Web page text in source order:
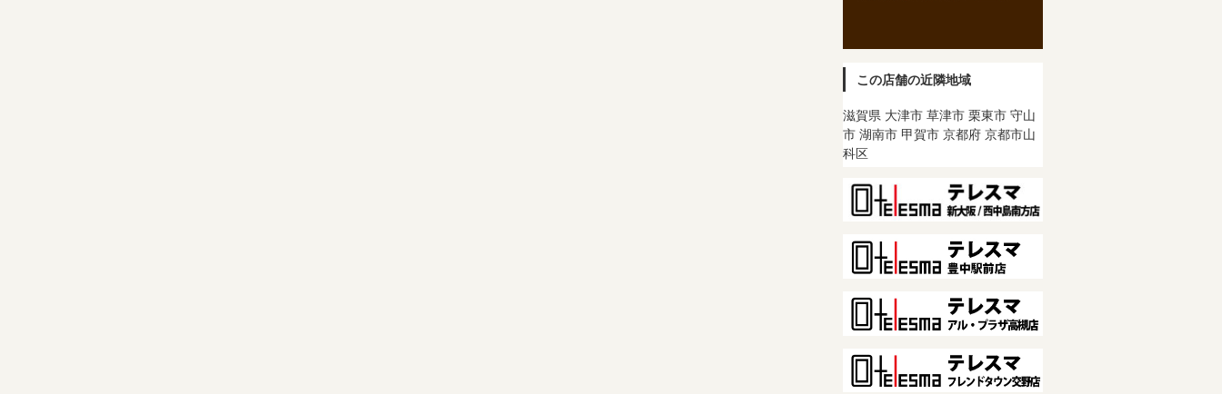
この店舗の近隣地域
滋賀県 大津市 草津市 栗東市 守山
市 湖南市 甲賀市 京都府 京都市山
科区